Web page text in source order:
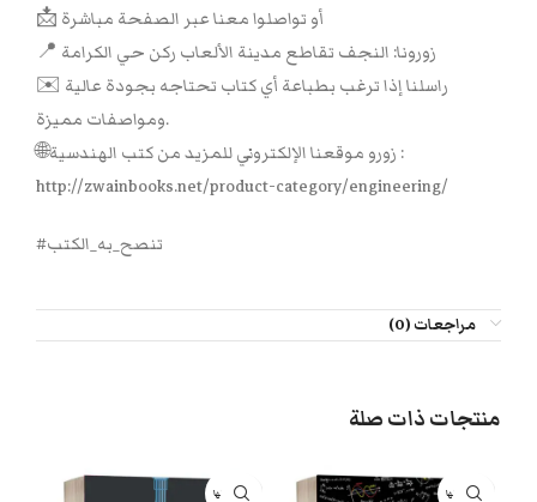
📩 أو تواصلوا معنا عبر الصفحة مباشرة
📍 زورونا: النجف تقاطع مدينة الألعاب ركن حي الكرامة
✉️ راسلنا إذا ترغب بطباعة أي كتاب تحتاجه بجودة عالية
ومواصفات مميزة.
🌐زورو موقعنا الإلكتروني للمزيد من كتب الهندسية :
http://zwainbooks.net/product-category/engineering/
#تنصح_به_الكتب
مراجعات (0)
منتجات ذات صلة
بيعت كلها بيعت كلها